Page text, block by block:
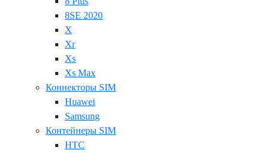
8SE 2020
X
Xr
Xs
Xs Max
Коннекторы SIM
Huawei
Samsung
Контейнеры SIM
HTC